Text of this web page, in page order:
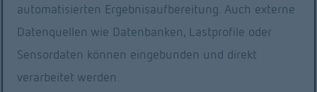
automatisierten Ergebnisaufbereitung. Auch externe
Datenquellen wie Datenbanken, Lastprofile oder
Sensordaten können eingebunden und direkt
verarbeitet werden.
aus.
Import und Export von Excel
Daten